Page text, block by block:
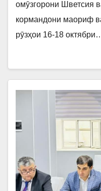
омӯзгорони Шветсия
кормандони маориф
рӯзҳои 16-18